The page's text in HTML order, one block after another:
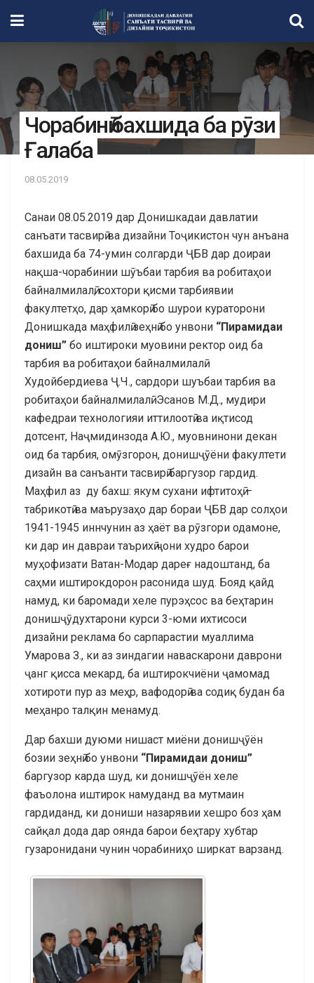
Чорабинӣ бахшида ба рӯзи
Ғалаба
08.05.2019
Санаи 08.05.2019 дар Донишкадаи давлатии
санъати тасвирӣ ва дизайни Тоҷикистон чун анъана
бахшида ба 74-умин солгарди ҶБВ дар доираи
нақша-чорабинии шӯъбаи тарбия ва робитаҳои
байналмилалӣ, сохтори қисми тарбиявии
факултетҳо, дар ҳамкорӣ бо шурои кураторони
Донишкада маҳфилӣ зеҳнӣ бо унвони “Пирамидаи
дониш” бо иштироки муовини ректор оид ба
тарбия ва робитаҳои байналмилалӣ
Худойбердиева Ҷ.Ч., сардори шуъбаи тарбия ва
робитаҳои байналмилалӣ Эсанов М.Д., мудири
кафедраи технологияи иттилоотӣ ва иқтисод
дотсент, Наҷмидинзода А.Ю., муовнинони декан
оид ба тарбия, омӯзгорон, донишҷӯёни факултети
дизайн ва санъанти тасвирӣ баргузор гардид.
Маҳфил аз ду бахш: якум сухани ифтитоҳӣ –
табрикотӣ ва маърузаҳо дар бораи ҶБВ дар солҳои
1941-1945 иннчунин аз ҳаёт ва рӯзгори одамоне,
ки дар ин давраи таърихӣ ҷони худро барои
муҳофизати Ватан-Модар дареғ надоштанд, ба
саҳми иштирокдорон расонида шуд. Бояд қайд
намуд, ки баромади хеле пурэҳсос ва беҳтарин
донишҷӯдухтарони курси 3-юми ихтисоси
дизайни реклама бо сарпарастии муаллима
Умарова З., ки аз зиндагии наваскарони даврони
ҷанг қисса мекард, ба иштирокчиёни ҷамомад
хотироти пур аз меҳр, вафодорӣ ва содиқ будан ба
меҳанро талқин менамуд.
Дар бахши дуюми нишаст миёни донишҷӯён
бозии зеҳнӣ бо унвони “Пирамидаи дониш”
баргузор карда шуд, ки донишҷӯён хеле
фаъолона иштирок намуданд ва мутмаин
гардиданд, ки дониши назарявии хешро боз ҳам
сайқал дода дар оянда барои беҳтару хубтар
гузаронидани чунин чорабиниҳо ширкат варзанд.